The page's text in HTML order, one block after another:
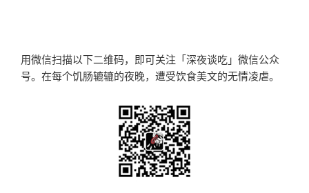
用微信扫描以下二维码，即可关注「深夜谈吃」微信公众
号。在每个饥肠辘辘的夜晚，遭受饮食美文的无情凌虐。